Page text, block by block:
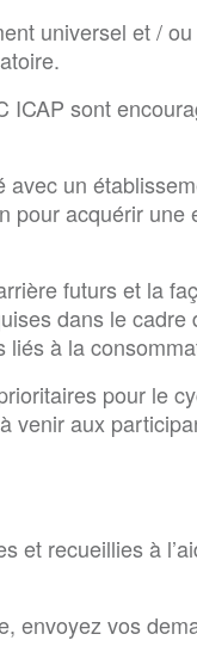
universel et /
sont
avec un
pour acquérir une
futurs et la
dans le cadre
à la
pour le
venir aux
et recueillies à
envoyez vos